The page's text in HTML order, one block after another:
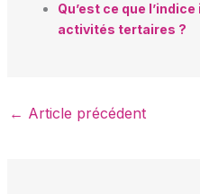
Qu’est ce que
activités tertaires ?
← Article précédent